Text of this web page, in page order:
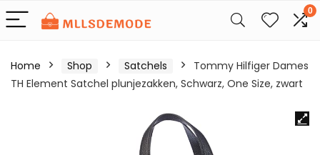
0
Home Shop Satchels
Tommy Hilfiger Dames
TH Element Satchel plunjezakken, Schwarz, One Size, zwart